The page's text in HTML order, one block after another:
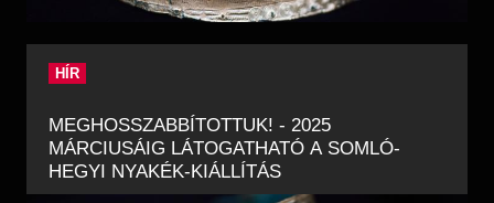
HÍR
MEGHOSSZABBÍTOTTUK! - 2025
MÁRCIUSÁIG LÁTOGATHATÓ A SOMLÓ-
HEGYI NYAKÉK-KIÁLLÍTÁS